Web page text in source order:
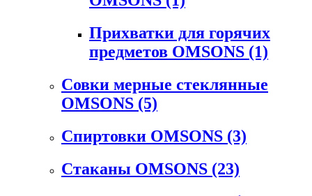
Прихватки для горячих
предметов OMSONS (1)
Совки мерные стеклянные
OMSONS (5)
Спиртовки OMSONS (3)
Стаканы OMSONS (23)